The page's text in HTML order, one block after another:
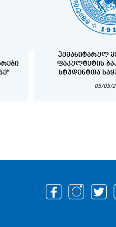
ᲰᲣᲛᲐᲜᲘᲢᲐᲠᲣᲚ
ᲤᲐᲙᲣᲚᲢᲔᲢᲘᲡ
ᲡᲢᲣᲓᲔᲜᲢᲗᲐ
05/05/